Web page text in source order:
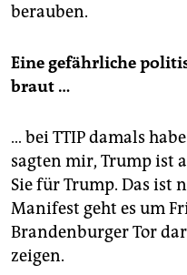
berauben.
Eine gefährliche
braut …
… bei TTIP damals
sagten mir, Trump ist
Sie für Trump. Das ist
Manifest geht es um
Brandenburger Tor
zeigen.